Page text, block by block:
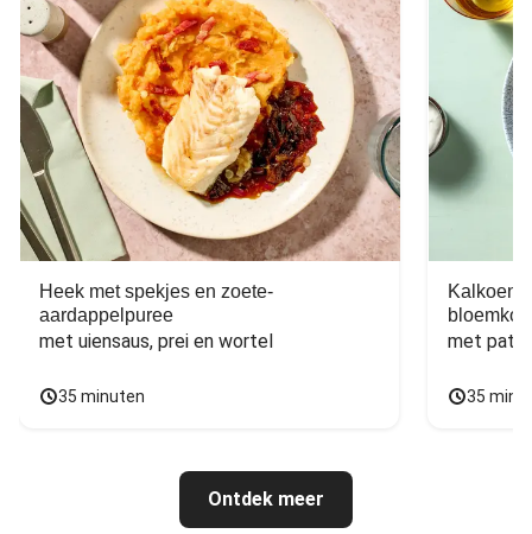
Heek met spekjes en zoete-
aardappelpuree
met uiensaus, prei en wortel
35 minuten
Kalkoen
met
35
Ontdek meer